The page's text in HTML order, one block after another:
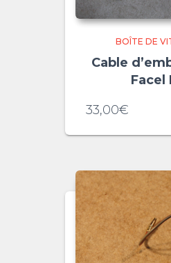
BOÎTE DE
Cable
Facel
33,00€